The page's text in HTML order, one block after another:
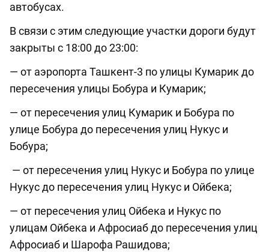
автобусах.
В связи с этим следующие участки дороги будут
закрыты с 18:00 до 23:00:
— от аэропорта Ташкент-3 по улицы Кумарик до
пересечения улицы Бобура и Кумарик;
— от пересечения улиц Кумарик и Бобура по
улице Бобура до пересечения улиц Нукус и
Бобура;
— от пересечения улиц Нукус и Бобура по улице
Нукус до пересечения улиц Нукус и Ойбека;
— от пересечения улиц Ойбека и Нукус по
улицам Ойбека и Афросиаб до пересечения улиц
Афросиаб и Шарофа Рашидова;